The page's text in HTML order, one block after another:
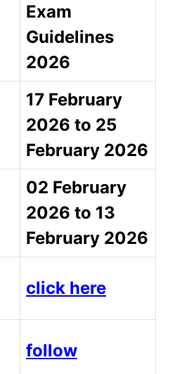
Exam
Guidelines
2026
17 February
2026 to 25
February 2026
02 February
2026 to 13
February 2026
click here
follow